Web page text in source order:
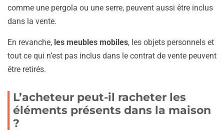
comme une pergola ou une serre, peuvent aussi être inclus
dans la vente.
En revanche, les meubles mobiles, les objets personnels et
tout ce qui n’est pas inclus dans le contrat de vente peuvent
être retirés.
L’acheteur peut-il racheter les
éléments présents dans la maison
?